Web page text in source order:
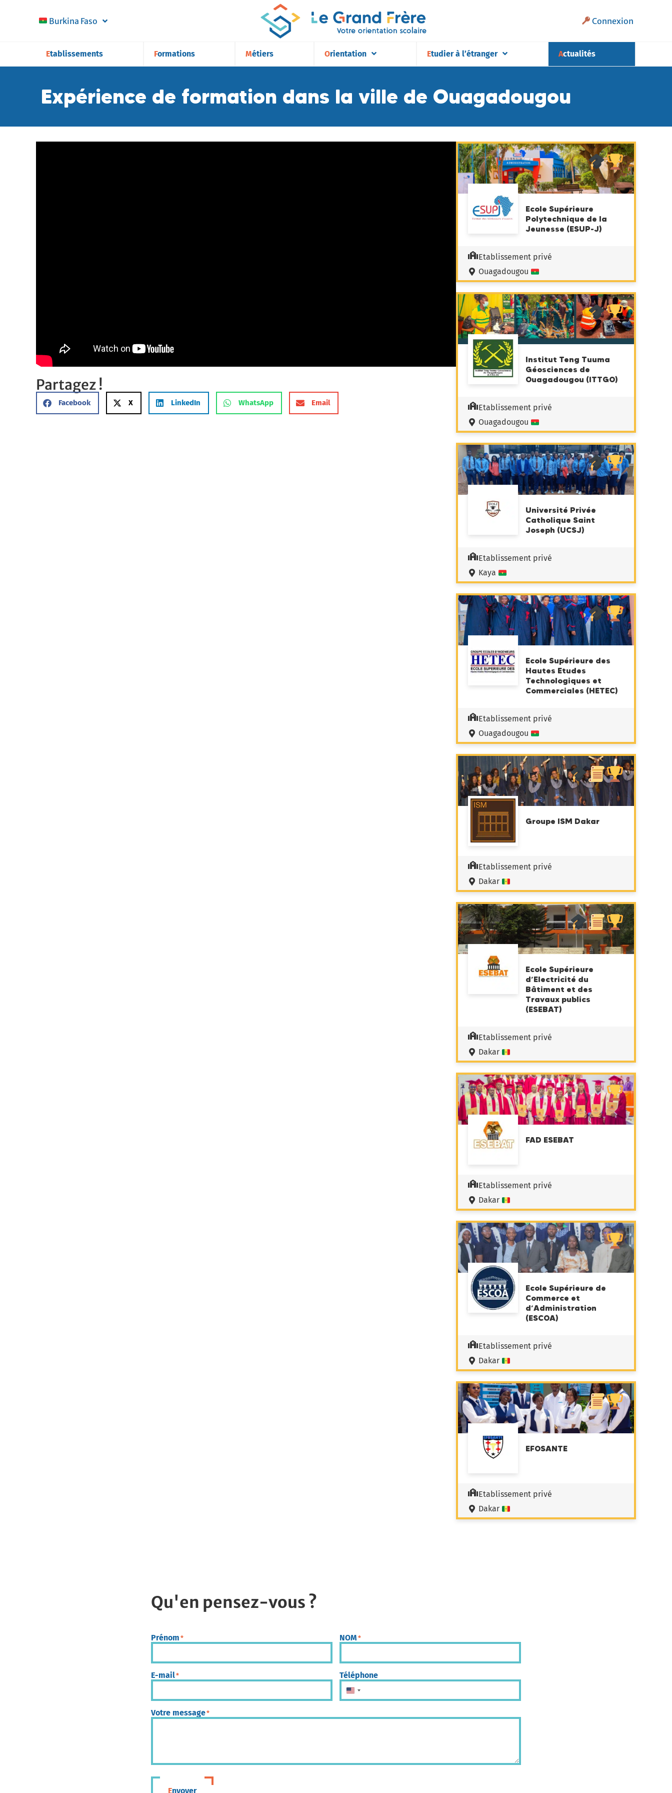
Burkina Faso Connexion
Etablissements Formations Métiers Orientation Etudier à l’étranger Actualités
Expérience de formation dans la ville de Ouagadougou
Partagez !
Facebook X LinkedIn WhatsApp Email
Ecole Supérieure
Polytechnique de la
Jeunesse (ESUP-J)
Etablissement privé
Ouagadougou
Institut Teng Tuuma
Géosciences de
Ouagadougou (ITTGO)
Etablissement privé
Ouagadougou
Université Privée
Catholique Saint
Joseph (UCSJ)
Etablissement privé
Kaya
Ecole Supérieure des
Hautes Etudes
Technologiques et
Commerciales (HETEC)
Etablissement privé
Ouagadougou
Groupe ISM Dakar
Etablissement privé
Dakar
Ecole Supérieure
d’Electricité du
Bâtiment et des
Travaux publics
(ESEBAT)
Etablissement privé
Dakar
FAD ESEBAT
Etablissement privé
Dakar
Ecole Supérieure de
Commerce et
d’Administration
(ESCOA)
Etablissement privé
Dakar
EFOSANTE
Etablissement privé
Dakar
Qu'en pensez-vous ?
Prénom * NOM *
E-mail*
Téléphone
États-Unis +1
Votre message*
Envoyer